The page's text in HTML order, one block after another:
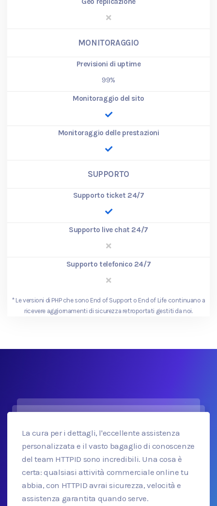
MONITORAGGIO
Previsioni di uptime
99%
Monitoraggio del sito
Monitoraggio delle prestazioni
SUPPORTO
Supporto ticket 24/7
Supporto live chat 24/7
Supporto telefonico 24/7
* Le versioni di PHP che sono End of Support o End of Life continuano a
ricevere aggiornamenti di sicurezza retroportati gestiti da noi.
La cura per i dettagli, l'eccellente assistenza
personalizzata e il vasto bagaglio di conoscenze
del team HTTPID sono incredibili. Una cosa è
certa: qualsiasi attività commerciale online tu
abbia, con HTTPID avrai sicurezza, velocità e
assistenza garantita quando serve.